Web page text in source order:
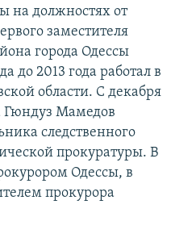
на должностях от
заместителя
города Одессы
до 2013 года работал в
области. С декабря
Гюндуз Мамедов
следственного
прокуратуры. В
Одессы, в
прокурора